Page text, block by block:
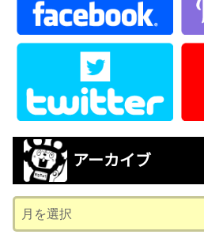
アーカイブ
ー